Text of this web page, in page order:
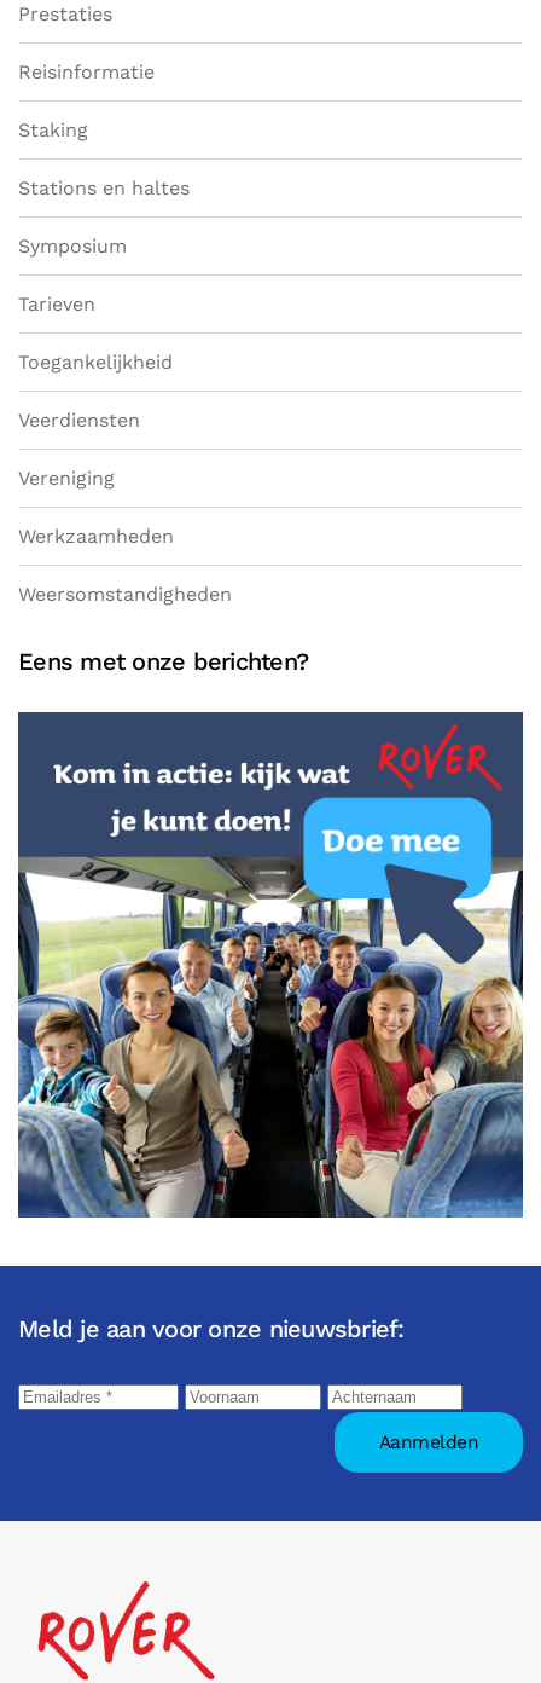
Prestaties
Reisinformatie
Staking
Stations en haltes
Symposium
Tarieven
Toegankelijkheid
Veerdiensten
Vereniging
Werkzaamheden
Weersomstandigheden
Eens met onze berichten?
Meld je aan voor onze nieuwsbrief: